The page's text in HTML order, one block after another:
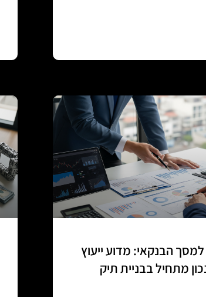
הבנקאי: מדוע ייעוץ
מתחיל בבניית תיק